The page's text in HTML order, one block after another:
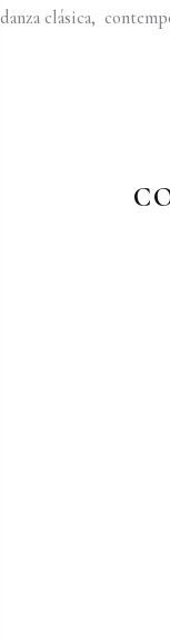
danza clásica,